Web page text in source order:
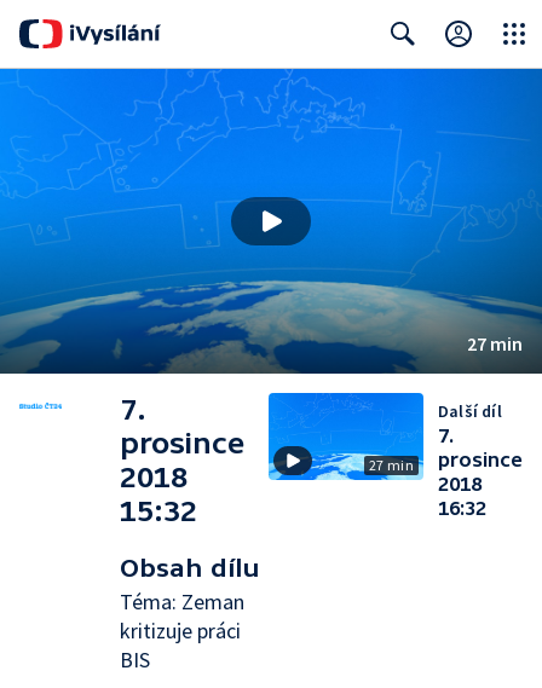
27 min
7.
prosince
2018
15:32
Obsah dílu
Téma: Zeman
kritizuje práci
BIS
27 min
Další díl
7.
prosince
2018
16:32